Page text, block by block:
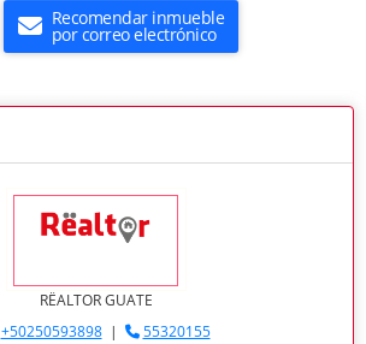
Recomendar inmueble
por correo electrónico
RËALTOR GUATE
+50250593898|
55320155